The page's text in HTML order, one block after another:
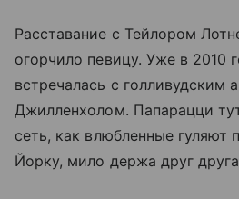
Расставание с Тейлором
огорчило певицу. Уже в 2010
встречалась с
Джилленхолом. Папарацци
сеть, как влюбленные
Йорку, мило держа друг